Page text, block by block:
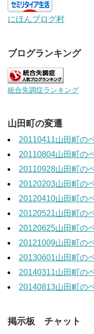
にほんブログ村
ブログランキング
統合失調症ランキング
山田町の変遷
20110411山田町の
20110804山田町の
20110928山田町の
20120203山田町の
20120410山田町の
20120521山田町の
20120625山田町の
20121009山田町の
20130601山田町の
20140311山田町の
20140813山田町の
掲示板 チャット